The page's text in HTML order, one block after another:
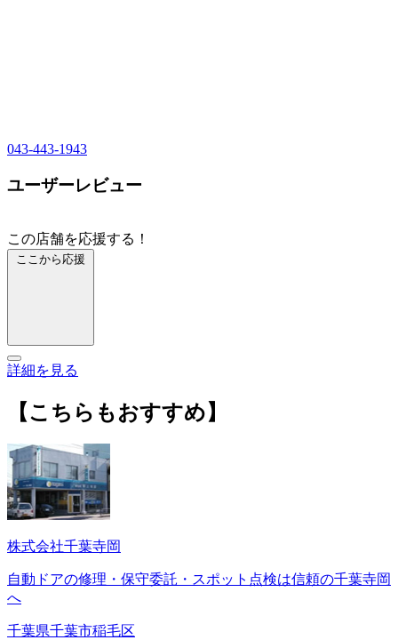
043-443-1943
ユーザーレビュー
この店舗を応援する！
ここから応援
詳細を見る
【こちらもおすすめ】
株式会社千葉寺岡
自動ドアの修理・保守委託・スポット点検は信頼の千葉寺岡
へ
千葉県千葉市稲毛区